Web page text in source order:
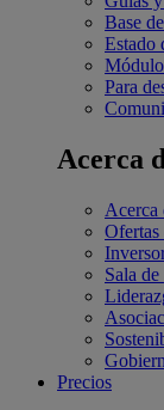
Base
Estado
Para
Acerca
Acerca
Ofertas
Sala de
Precios